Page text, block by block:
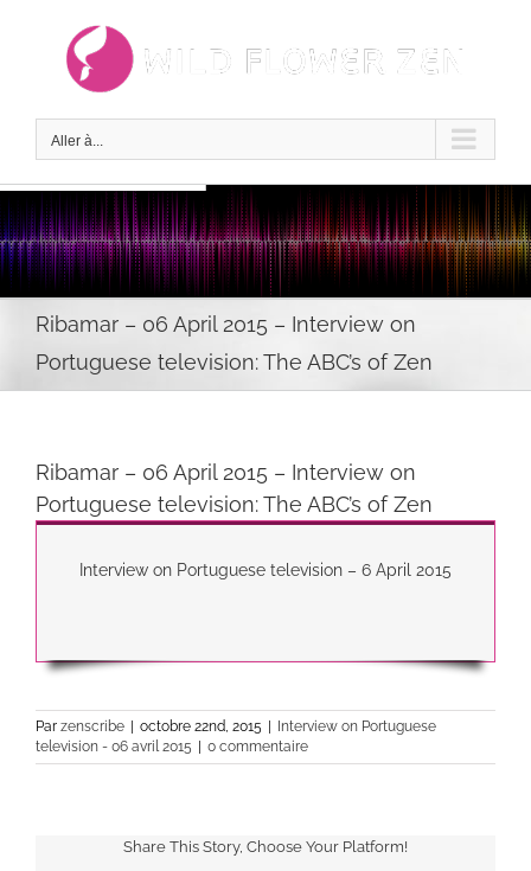
Aller à...
Ribamar – 06 April 2015 – Interview on
Portuguese television: The ABC’s of Zen
Ribamar – 06 April 2015 – Interview on
Portuguese television: The ABC’s of Zen
Interview on Portuguese television – 6 April 2015
Par zenscribe octobre 22nd, 2015
Interview on Portuguese
television - 06 avril 2015
0 commentaire
Share This Story, Choose Your Platform!